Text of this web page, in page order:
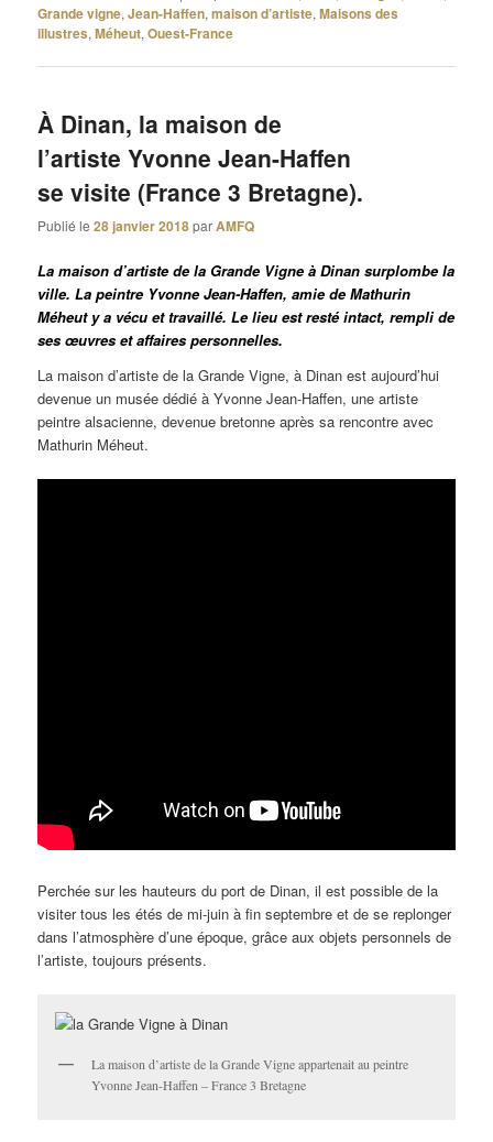
Grande vigne,Jean-Haffen,maison d’artiste,Maisons des
illustres,Méheut,Ouest-France
À Dinan, la maison de
l’artiste Yvonne Jean-Haffen
se visite (France 3 Bretagne).
Publié le28 janvier 2018parAMFQ
La maison d’artiste de la Grande Vigne à Dinan surplombe la
ville. La peintre Yvonne Jean-Haffen, amie de Mathurin
Méheut y a vécu et travaillé. Le lieu est resté intact, rempli de
ses œuvres et affaires personnelles.
La maison d’artiste de la Grande Vigne, à Dinan est aujourd’hui
devenue un musée dédié à Yvonne Jean-Haffen, une artiste
peintre alsacienne, devenue bretonne après sa rencontre avec
Mathurin Méheut.
Perchée sur les hauteurs du port de Dinan, il est possible de la
visiter tous les étés de mi-juin à fin septembre et de se replonger
dans l’atmosphère d’une époque, grâce aux objets personnels de
l’artiste, toujours présents.
La maison d’artiste de la Grande Vigne appartenait au peintre
Yvonne Jean-Haffen – France 3 Bretagne